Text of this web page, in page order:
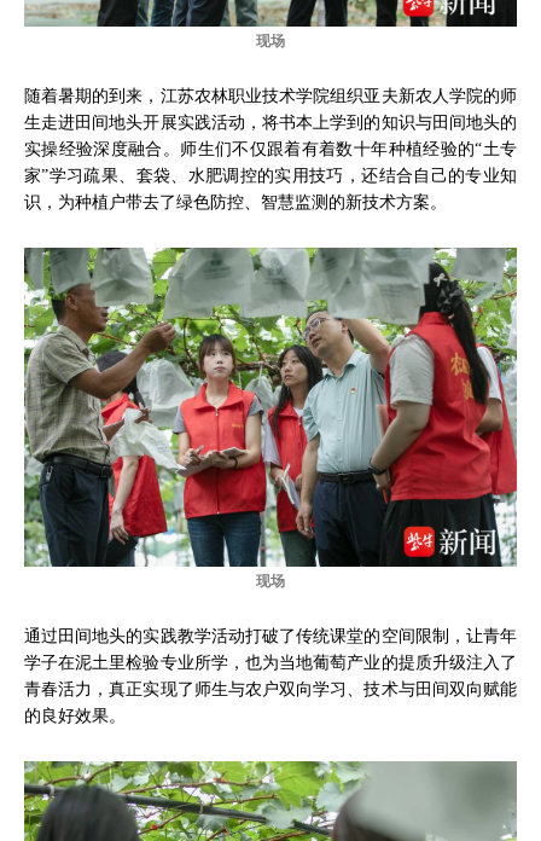
现场
随着暑期的到来，江苏农林职业技术学院组织亚夫新农人学院的师
生走进田间地头开展实践活动，将书本上学到的知识与田间地头的
实操经验深度融合。师生们不仅跟着有着数十年种植经验的“土专
家”学习疏果、套袋、水肥调控的实用技巧，还结合自己的专业知
识，为种植户带去了绿色防控、智慧监测的新技术方案。
现场
通过田间地头的实践教学活动打破了传统课堂的空间限制，让青年
学子在泥土里检验专业所学，也为当地葡萄产业的提质升级注入了
青春活力，真正实现了师生与农户双向学习、技术与田间双向赋能
的良好效果。